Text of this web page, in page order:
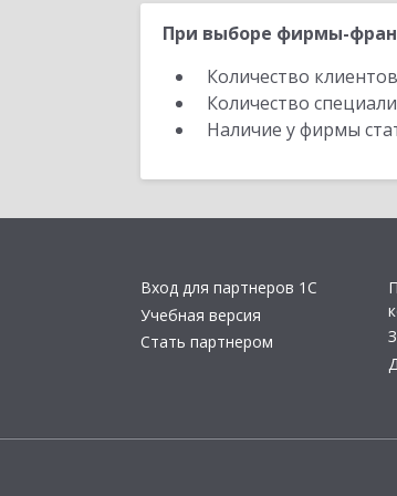
При выборе фирмы-
Количество
Количество
Наличие у фирмы
Вход для партнеров 1С
Учебная версия
Стать партнером